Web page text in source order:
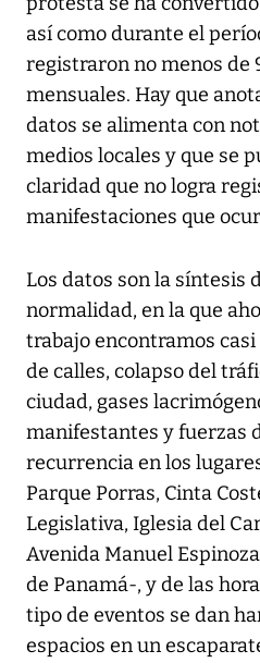
así como durante el
registraron no menos de
mensuales. Hay que
datos se alimenta con
medios locales y que se
claridad que no logra
manifestaciones que
Los datos son la síntesis
normalidad, en la que
trabajo encontramos
de calles, colapso del
ciudad, gases
manifestantes y fuerzas
recurrencia en los
Parque Porras, Cinta
Legislativa, Iglesia del
Avenida Manuel
de Panamá-, y de las
tipo de eventos se dan
espacios en un